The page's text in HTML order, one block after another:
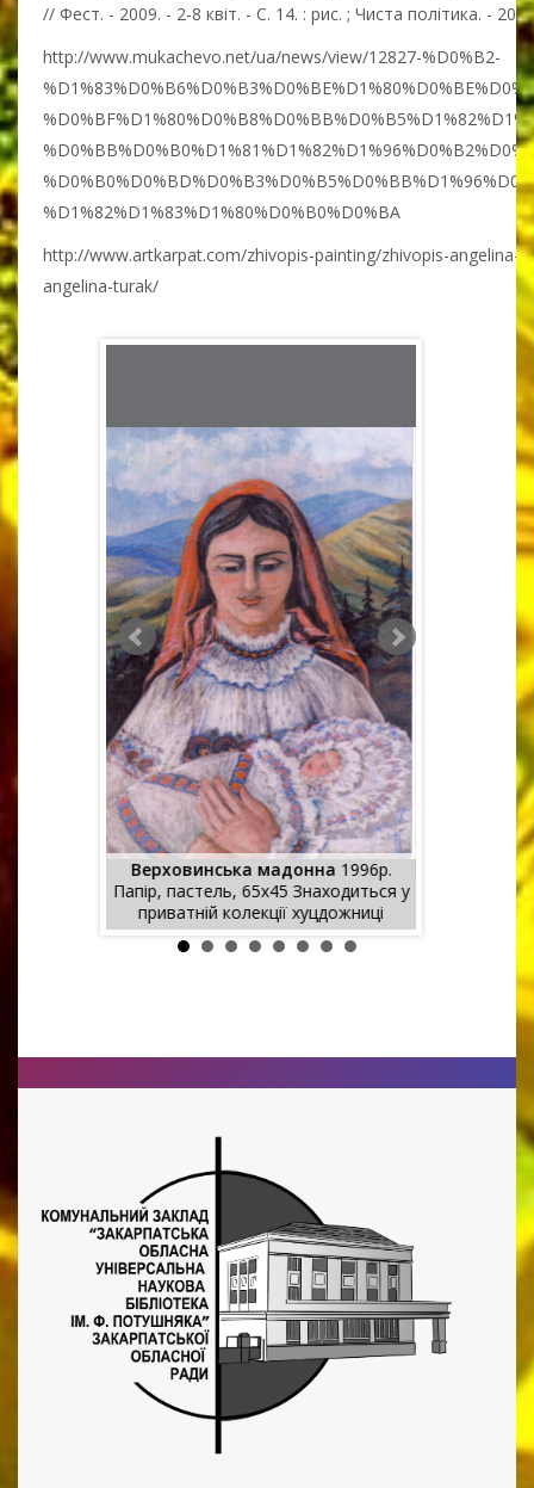
// Фест. - 2009. - 2-8 квіт. - С. 14. : рис. ; Чиста політика. -
http://www.mukachevo.net/ua/news/view/12827-%D0%B2-
%D1%82%D1%83%D1%80%D0%B0%D0%BA
http://www.artkarpat.com/zhivopis-painting/zhivopis-angelina-
angelina-turak/
Верховинська мадонна 1996р.
Папір, пастель, 65х45 Знаходиться у
приватній колекції хуцдожниці
Веселий